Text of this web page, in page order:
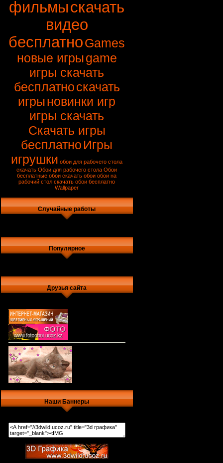
фильмыскачать
видео
бесплатноGames
новые игрыgame
игры скачать
бесплатноскачать
игрыновинки игр
игры скачать
Скачать игры
бесплатно Игры
игрушки обои для рабочего стола
скачать Обои для рабочего стола Обои
бесплатные обои скачать обои обои на
рабочий стол скачать обои бесплатно
Wallpaper
Случайные работы
Популярное
Друзья сайта
Наши Баннеры